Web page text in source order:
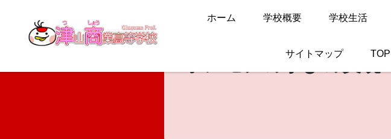
ホーム 学校概要 学校生活
サイトマップ TOP
ホンモノの学びの実現